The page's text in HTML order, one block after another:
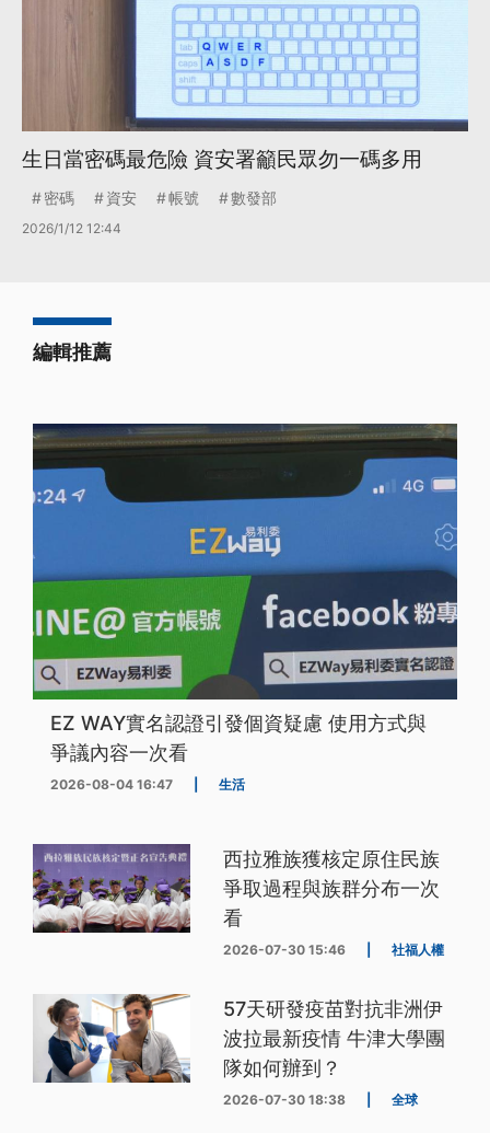
生日當密碼最危險 資安署籲民眾勿一碼多用
密碼 資安 帳號 數發部
2026/1/12 12:44
編輯推薦
EZ WAY實名認證引發個資疑慮 使用方式與
爭議內容一次看
2026-08-04 16:47 生活
西拉雅族獲核定原住民族
爭取過程與族群分布一次
看
2026-07-30 15:46 社福人權
57天研發疫苗對抗非洲伊
波拉最新疫情 牛津大學團
隊如何辦到？
2026-07-30 18:38 全球